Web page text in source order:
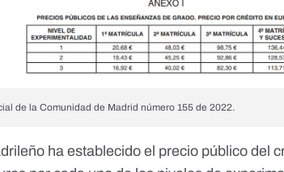
de la Comunidad de Madrid número 155 de 2022.
ha establecido el precio público del